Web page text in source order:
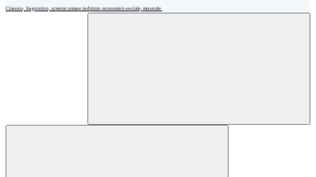
Classico, linguistico, scienze umane indirizzo economico-sociale, musicale